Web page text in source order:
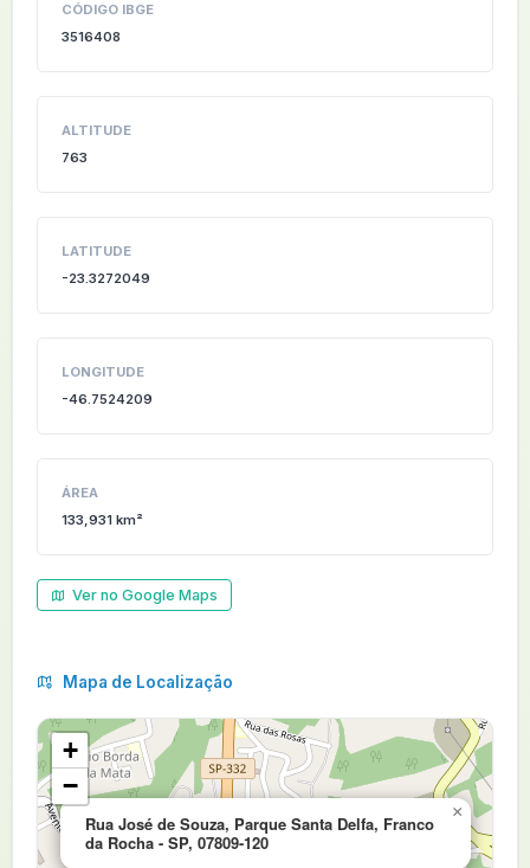
CÓDIGO IBGE
3516408
ALTITUDE
763
LATITUDE
-23.3272049
LONGITUDE
-46.7524209
ÁREA
133,931 km²
Ver no Google Maps
Mapa de Localização
Rua José de Souza, Parque Santa Delfa, Franco
da Rocha - SP, 07809-120
×
+
−